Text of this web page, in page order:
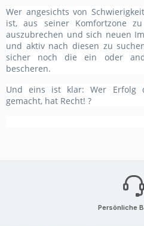
Wer angesichts von
ist, aus seiner Komfortzone
auszubrechen und sich neuen
und aktiv nach diesen zu
sicher noch die ein oder
bescheren.
Und eins ist klar: Wer Erfolg
gemacht, hat Recht! ?
Persönliche